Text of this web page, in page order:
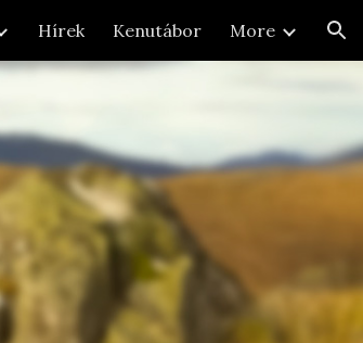
Hírek Kenutábor More